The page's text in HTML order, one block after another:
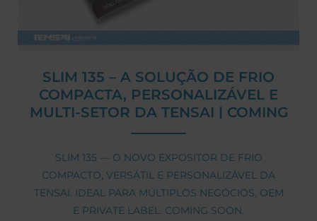
SLIM 135 – A SOLUÇÃO DE FRIO
COMPACTA, PERSONALIZÁVEL E
MULTI-SETOR DA TENSAI | COMING
SOON
SLIM 135 — O NOVO EXPOSITOR DE FRIO
COMPACTO, VERSÁTIL E PERSONALIZÁVEL DA
TENSAI. IDEAL PARA MÚLTIPLOS NEGÓCIOS, OEM
E PRIVATE LABEL. COMING SOON.